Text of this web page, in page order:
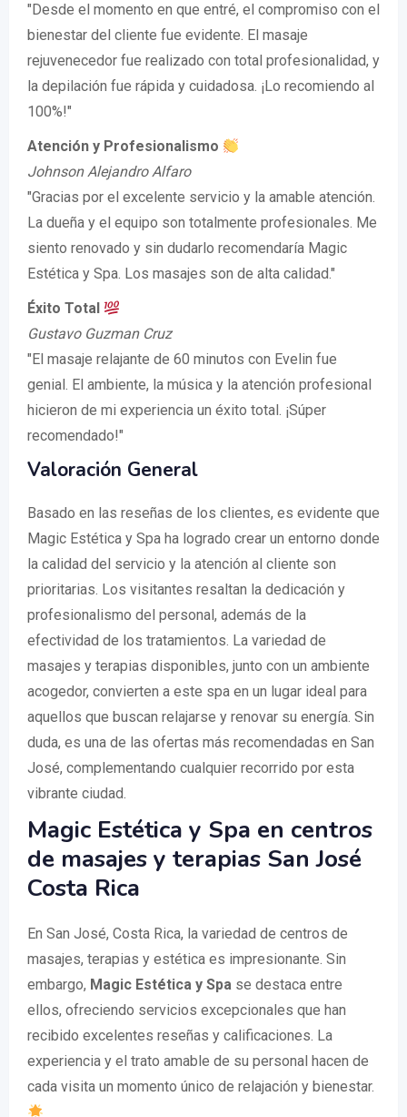
"Desde el momento en que entré, el compromiso con el
bienestar del cliente fue evidente. El masaje
rejuvenecedor fue realizado con total profesionalidad, y
la depilación fue rápida y cuidadosa. ¡Lo recomiendo al
100%!"
Atención y Profesionalismo
Johnson Alejandro Alfaro
"Gracias por el excelente servicio y la amable atención.
La dueña y el equipo son totalmente profesionales. Me
siento renovado y sin dudarlo recomendaría Magic
Estética y Spa. Los masajes son de alta calidad."
Éxito Total
Gustavo Guzman Cruz
"El masaje relajante de 60 minutos con Evelin fue
genial. El ambiente, la música y la atención profesional
hicieron de mi experiencia un éxito total. ¡Súper
recomendado!"
Valoración General
Basado en las reseñas de los clientes, es evidente que
Magic Estética y Spa ha logrado crear un entorno donde
la calidad del servicio y la atención al cliente son
prioritarias. Los visitantes resaltan la dedicación y
profesionalismo del personal, además de la
efectividad de los tratamientos. La variedad de
masajes y terapias disponibles, junto con un ambiente
acogedor, convierten a este spa en un lugar ideal para
aquellos que buscan relajarse y renovar su energía. Sin
duda, es una de las ofertas más recomendadas en San
José, complementando cualquier recorrido por esta
vibrante ciudad.
Magic Estética y Spa en centros
de masajes y terapias San José
Costa Rica
En San José, Costa Rica, la variedad de centros de
masajes, terapias y estética es impresionante. Sin
embargo, Magic Estética y Spa se destaca entre
ellos, ofreciendo servicios excepcionales que han
recibido excelentes reseñas y calificaciones. La
experiencia y el trato amable de su personal hacen de
cada visita un momento único de relajación y bienestar.